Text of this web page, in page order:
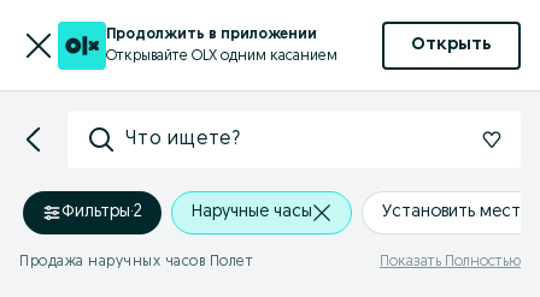
Продолжить в приложении
Открывайте OLX одним касанием
Открыть
Что ищете?
Фильтры·2 Наручные часы Установить
Продажа наручных часов Полет Показать Полностью